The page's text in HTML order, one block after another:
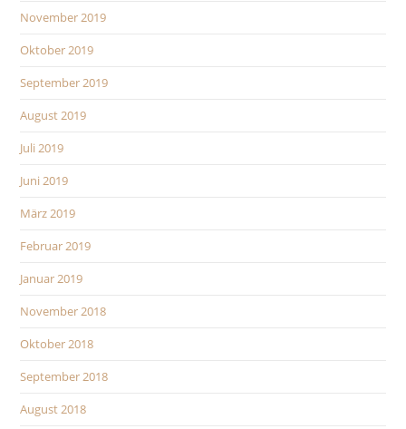
November 2019
Oktober 2019
September 2019
August 2019
Juli 2019
Juni 2019
März 2019
Februar 2019
Januar 2019
November 2018
Oktober 2018
September 2018
August 2018